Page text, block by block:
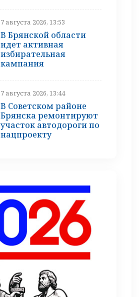
7 августа 2026, 13:53
В Брянской области
идет активная
избирательная
кампания
7 августа 2026, 13:44
В Советском районе
Брянска ремонтируют
участок автодороги по
нацпроекту